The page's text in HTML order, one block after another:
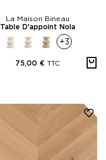
La Maison Bineau
Table D'appoint Nola
+3
75,00 € TTC